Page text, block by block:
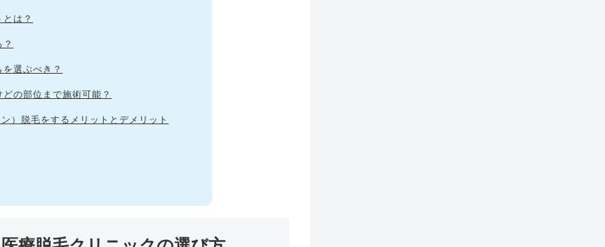
は？
選ぶべき？
の部位まで施術可能？
）脱毛をするメリットとデメリット